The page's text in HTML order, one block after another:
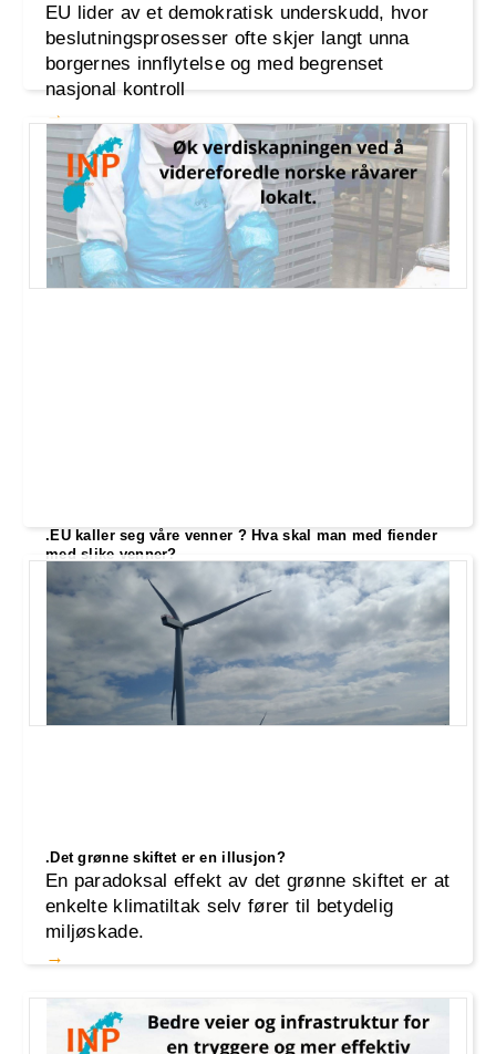
EU lider av et demokratisk underskudd, hvor
beslutningsprosesser ofte skjer langt unna
borgernes innflytelse og med begrenset
nasjonal kontroll
.EU kaller seg våre venner ? Hva skal man med fiender
med slike venner?
I løpet av de siste månedene har forholdet
mellom Norge og EU blitt satt på prøve,
spesielt med tanke på fiskekvoter
.Det grønne skiftet er en illusjon?
En paradoksal effekt av det grønne skiftet er at
enkelte klimatiltak selv fører til betydelig
miljøskade.